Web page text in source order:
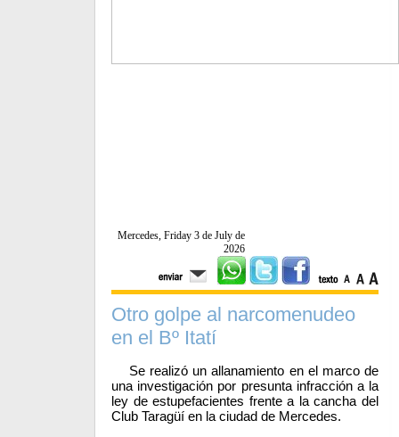
Mercedes, Friday 3 de July de
2026
Otro golpe al narcomenudeo
en el Bº Itatí
Se realizó un allanamiento en el marco de
una investigación por presunta infracción a la
ley de estupefacientes frente a la cancha del
Club Taragüí en la ciudad de Mercedes.